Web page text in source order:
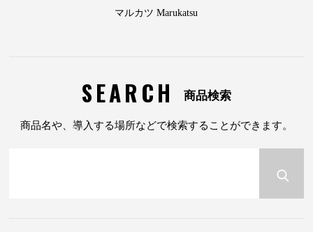
マルカツ Marukatsu
SEARCH 商品検索
商品名や、導入する場所などで検索することができます。